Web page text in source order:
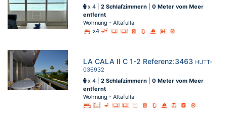
x 4 |2 Schlafzimmern |0 Meter vom Meer
entfernt
Wohnung - Altafulla
x4
LA CALA II C 1-2 Referenz:3463 HUTT-
036932
x 4 |2 Schlafzimmern |0 Meter vom Meer
entfernt
Wohnung - Altafulla